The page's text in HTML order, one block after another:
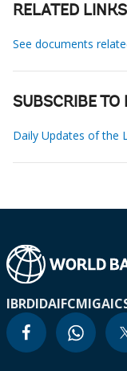
RELATED LINKS
See documents
SUBSCRIBE TO
Daily Updates of the
IBRDIDAIFCMIGA